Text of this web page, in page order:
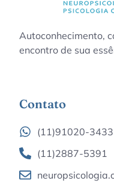
Autoconhecimento,
encontro de sua
Contato
(11)91020-3433
(11)2887-5391